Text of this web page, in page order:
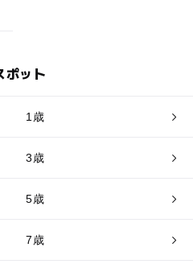
ポット
1歳
3歳
5歳
7歳